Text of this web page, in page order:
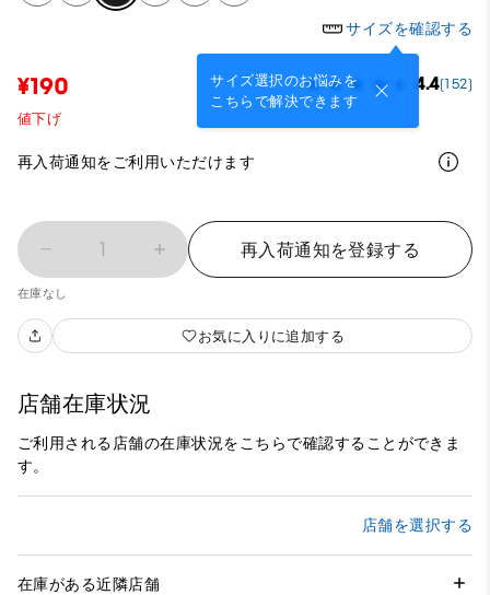
サイズを確認する
サイズ選択のお悩みを
こちらで解決できます
¥190 4.4(152)
値下げ
再入荷通知をご利用いただけます
1 再入荷通知を登録する
在庫なし
お気に入りに追加する
店舗在庫状況
ご利用される店舗の在庫状況をこちらで確認することができま
す。
店舗を選択する
在庫がある近隣店舗